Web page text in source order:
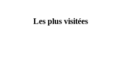
Les plus visitées